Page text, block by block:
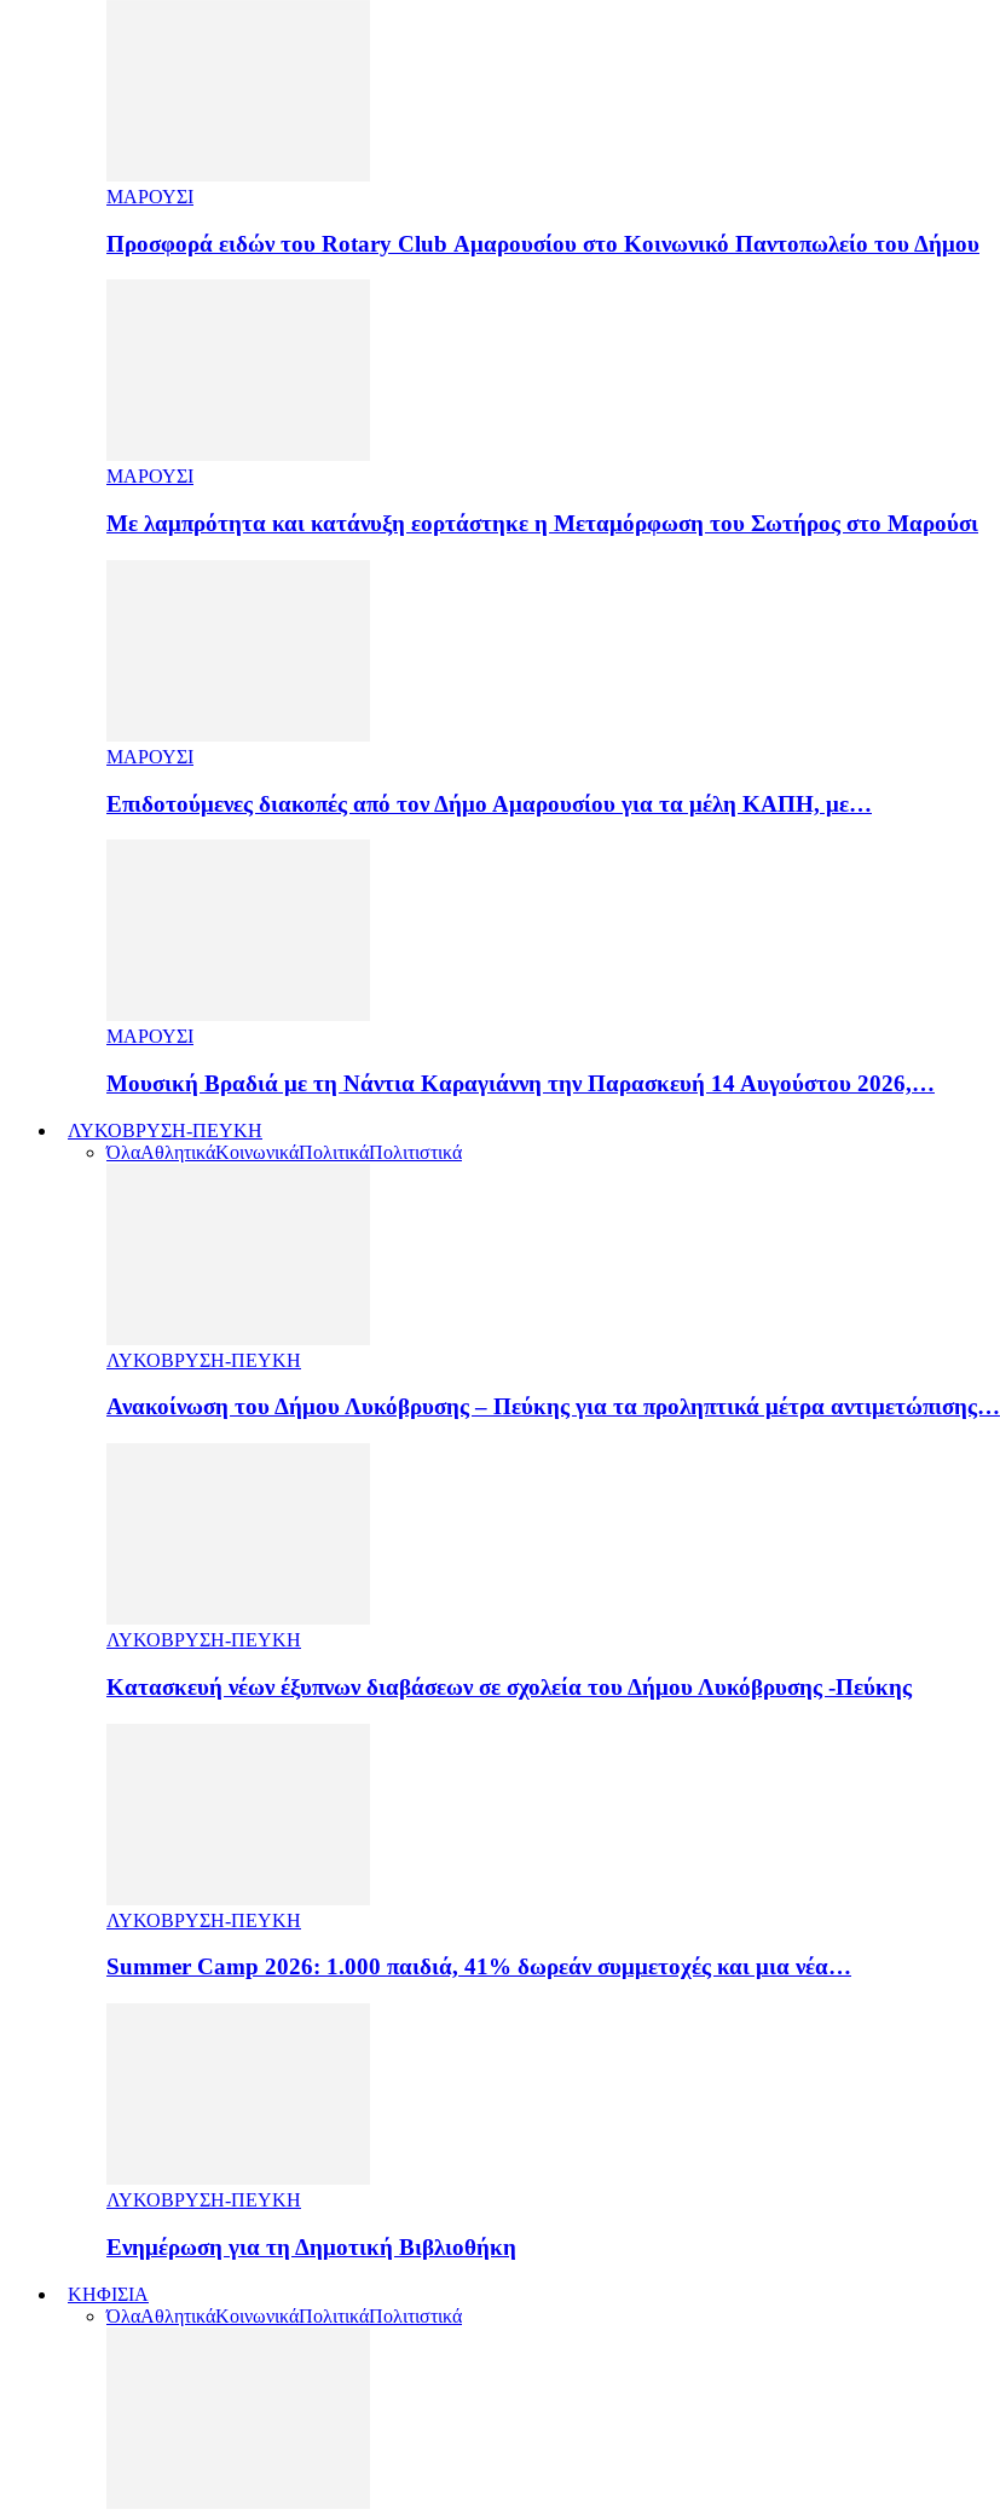
ΜΑΡΟΥΣΙ
Προσφορά ειδών του Rotary Club Αμαρουσίου στο Κοινωνικό Παντοπωλείο του Δήμου
ΜΑΡΟΥΣΙ
Με λαμπρότητα και κατάνυξη εορτάστηκε η Μεταμόρφωση του Σωτήρος στο Μαρούσι
ΜΑΡΟΥΣΙ
Επιδοτούμενες διακοπές από τον Δήμο Αμαρουσίου για τα μέλη ΚΑΠΗ, με…
ΜΑΡΟΥΣΙ
Μουσική Βραδιά με τη Νάντια Καραγιάννη την Παρασκευή 14 Αυγούστου 2026,…
ΛΥΚΟΒΡΥΣΗ-ΠΕΥΚΗ
ΌλαΑθλητικάΚοινωνικάΠολιτικάΠολιτιστικά
ΛΥΚΟΒΡΥΣΗ-ΠΕΥΚΗ
Ανακοίνωση του Δήμου Λυκόβρυσης – Πεύκης για τα προληπτικά μέτρα αντιμετώπισης…
ΛΥΚΟΒΡΥΣΗ-ΠΕΥΚΗ
Κατασκευή νέων έξυπνων διαβάσεων σε σχολεία του Δήμου Λυκόβρυσης -Πεύκης
ΛΥΚΟΒΡΥΣΗ-ΠΕΥΚΗ
Summer Camp 2026: 1.000 παιδιά, 41% δωρεάν συμμετοχές και μια νέα…
ΛΥΚΟΒΡΥΣΗ-ΠΕΥΚΗ
Ενημέρωση για τη Δημοτική Βιβλιοθήκη
ΚΗΦΙΣΙΑ
ΌλαΑθλητικάΚοινωνικάΠολιτικάΠολιτιστικά